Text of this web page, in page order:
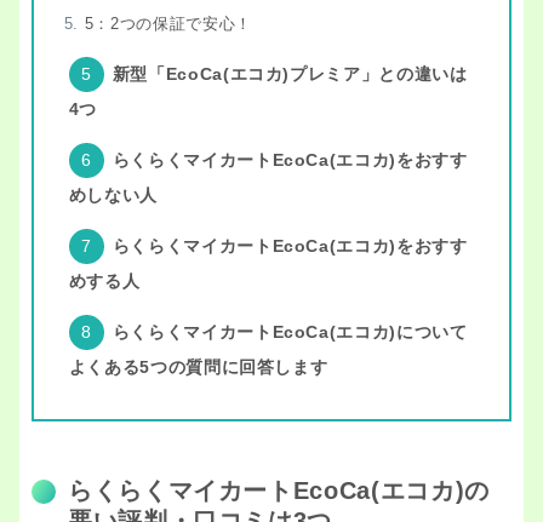
5：2つの保証で安心！
新型「EcoCa(エコカ)プレミア」との違いは
4つ
らくらくマイカートEcoCa(エコカ)をおすす
めしない人
らくらくマイカートEcoCa(エコカ)をおすす
めする人
らくらくマイカートEcoCa(エコカ)について
よくある5つの質問に回答します
らくらくマイカートEcoCa(エコカ)の